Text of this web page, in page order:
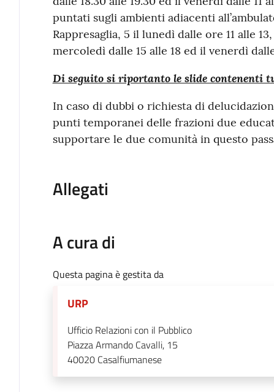
puntati sugli ambienti adiacenti
Rappresaglia, 5 il lunedì dalle ore 11 alle
mercoledì dalle 15 alle 18 ed il venerdì
Di seguito si riportanto le slide contenenti
In caso di dubbi o richiesta di
punti temporanei delle frazioni due
supportare le due comunità in questo
Allegati
A cura di
Questa pagina è gestita da
URP
Ufficio Relazioni con il Pubblico
Piazza Armando Cavalli, 15
40020 Casalfiumanese